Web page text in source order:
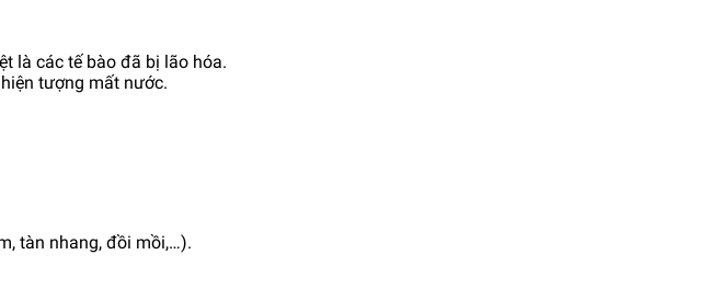
là các tế bào đã bị lão hóa.
tượng mất nước.
tàn nhang, đồi mồi,…).